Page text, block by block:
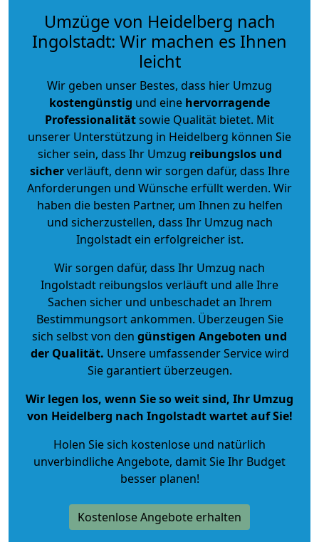
Umzüge von Heidelberg nach
Ingolstadt: Wir machen es Ihnen
leicht
Wir geben unser Bestes, dass hier Umzug
kostengünstig und eine hervorragende
Professionalitätsowie Qualität bietet. Mit
unserer Unterstützung in Heidelberg können Sie
sicher sein, dass Ihr Umzug reibungslos und
sicherverläuft, denn wir sorgen dafür, dass Ihre
Anforderungen und Wünsche erfüllt werden. Wir
haben die besten Partner, um Ihnen zu helfen
und sicherzustellen, dass Ihr Umzug nach
Ingolstadt ein erfolgreicher ist.
Wir sorgen dafür, dass Ihr Umzug nach
Ingolstadt reibungslos verläuft und alle Ihre
Sachen sicher und unbeschadet an Ihrem
Bestimmungsort ankommen. Überzeugen Sie
sich selbst von den günstigen Angeboten und
der Qualität. Unsere umfassender Service wird
Sie garantiert überzeugen.
Wir legen los, wenn Sie so weit sind, Ihr Umzug
von Heidelberg nach Ingolstadt wartet auf Sie!
Holen Sie sich kostenlose und natürlich
unverbindliche Angebote, damit Sie Ihr Budget
besser planen!
Kostenlose Angebote erhalten